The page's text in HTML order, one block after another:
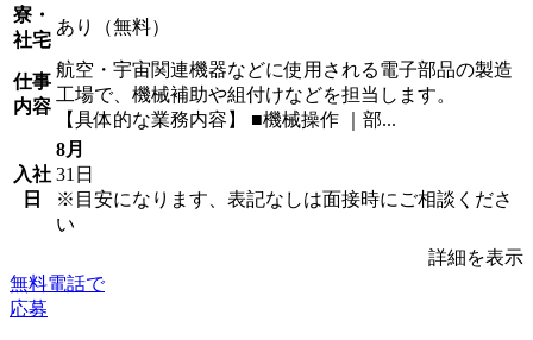
寮・
社宅
あり（無料）
仕事
内容
航空・宇宙関連機器などに使用される電子部品の製造
工場で、機械補助や組付けなどを担当します。
【具体的な業務内容】 ■機械操作 ｜部...
入社
日
8月
31日
※目安になります、表記なしは面接時にご相談くださ
い
詳細を表示
無料電話で
応募